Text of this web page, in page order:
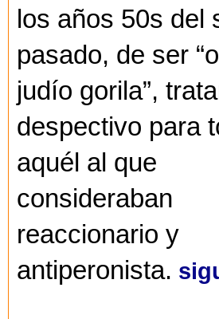
los años 50s del
pasado, de ser
judío gorila”,
despectivo para
aquél al que
consideraban
reaccionario y
antiperonista.